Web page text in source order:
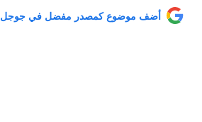
أضف موضوع كمصدر مفضل في جوجل